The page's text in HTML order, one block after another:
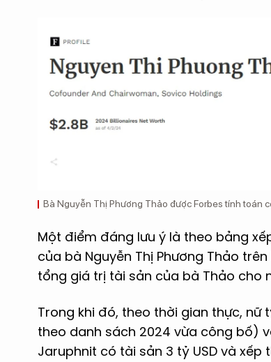
Bà Nguyễn Thị Phương Thảo được Forbes tính toán
Một điểm đáng lưu ý là theo bảng
của bà Nguyễn Thị Phương Thảo
tổng giá trị tài sản của bà Thảo cho
Trong khi đó, theo thời gian thực, nữ
theo danh sách 2024 vừa công bố)
Jaruphnit có tài sản 3 tỷ USD và xếp